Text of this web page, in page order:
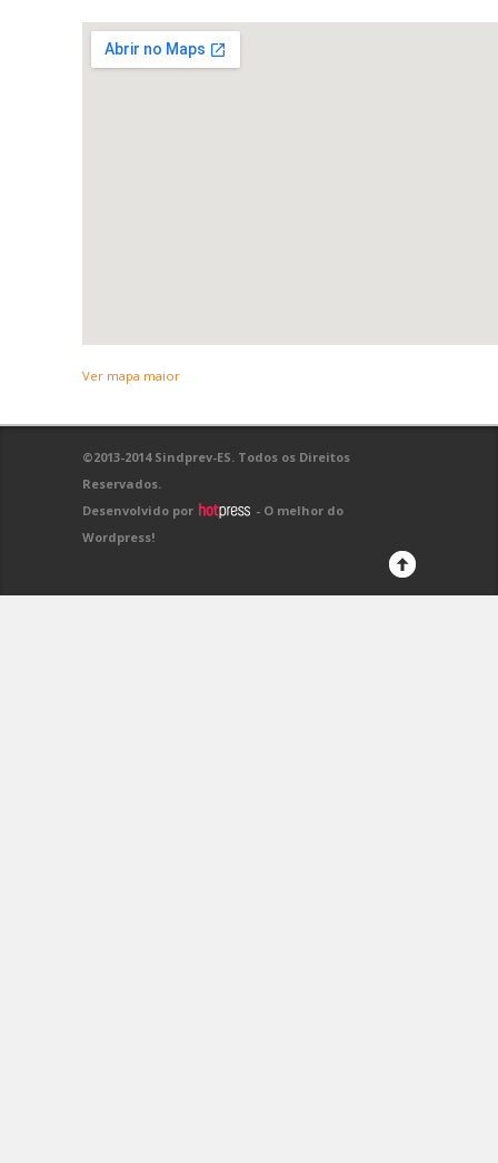
Ver mapa maior
©2013-2014 Sindprev-ES. Todos os Direitos
Reservados.
Desenvolvido por
- O melhor do
Wordpress!